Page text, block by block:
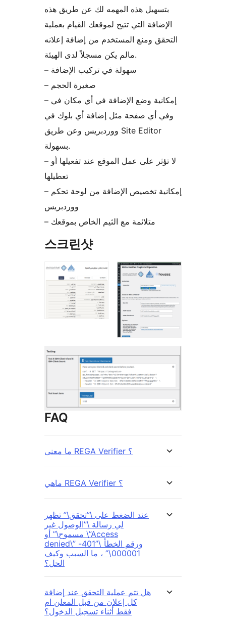
بتسهيل هذه المهمه لك عن طريق هذه
الإضافة التي تتيح لموقعك القيام بعملية
التحقق ومنع المستخدم من إضافة إعلانه
مالم يكن مسجلاً لدى الهيئة.
– سهولة في تركيب الإضافة
– صغيرة الحجم
– إمكانية وضع الإضافة في أي مكان في
وفي أي صفحة مثل إضافة أي بلوك في
ووردبريس وعن طريق Site Editor
بسهولة.
– لا تؤثر على عمل الموقع عند تفعيلها أو
تعطيلها
– إمكانية تخصيص الإضافة من لوحة تحكم
ووردبريس
– متلائمة مع الثيم الخاص بموقعك
스크린샷
FAQ
ما معنى REGA Verifier ؟
ماهي REGA Verifier ؟
عند الضغط على \”تحقق\” تظهر
لي رسالة \”الوصول غير
مسموح\” أو \”Access
denied\” ورقم الخطأ \”401-
000001\” ، ما السبب وكيف
الحل؟
هل تتم عملية التحقق عند إضافة
كل إعلان من قبل المعلن ام
فقط أثناء تسجيل الدخول؟